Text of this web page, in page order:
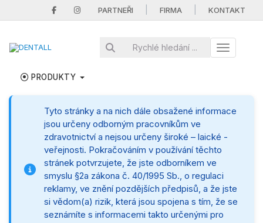
PARTNEŘI FIRMA KONTAKT
Toggle
PRODUKTY
Tyto stránky a na nich dále obsažené informace
jsou určeny odborným pracovníkům ve
zdravotnictví a nejsou určeny široké – laické -
veřejnosti. Pokračováním v používání těchto
stránek potvrzujete, že jste odborníkem ve
smyslu §2a zákona č. 40/1995 Sb., o regulaci
reklamy, ve znění pozdějších předpisů, a že jste
si vědom(a) rizik, která jsou spojena s tím, že se
seznámíte s informacemi takto určenými pro